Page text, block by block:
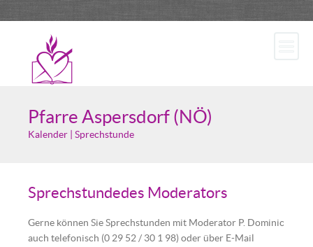
Pfarre Aspersdorf (NÖ)
Kalender | Sprechstunde
Sprechstundedes Moderators
Gerne können Sie Sprechstunden mit Moderator P. Dominic
auch telefonisch (0 29 52 / 30 1 98) oder über E-Mail